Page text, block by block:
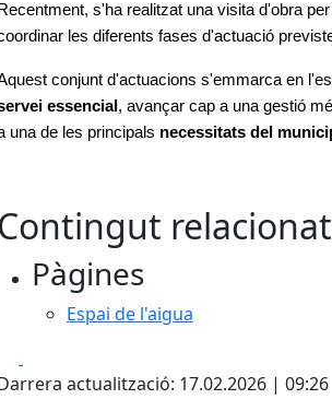
Recentment, s'ha realitzat una visita d'obra
les diferents fases d'actuació
essencial , avançar cap a una gestió
una de les principals necessitats del
Contingut relacionat
Pàgines
Espai de l'aigua
actualització: 17.02.2026 | 09:26